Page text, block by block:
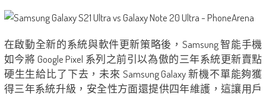
在啟動全新的系統與軟件更新策略後，Samsung 智能手機
如今將 Google Pixel 系列之前引以為傲的三年系統更新賣點
硬生生給比了下去，未來 Samsung Galaxy 新機不單能夠獲
得三年系統升級，安全性方面還提供四年維護，這讓用戶